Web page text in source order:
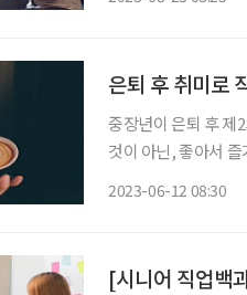
은퇴 후 취미로
중장년이 은퇴 후 제
것이 아닌, 좋아서
2023-06-12 08:30
[시니어 직업백